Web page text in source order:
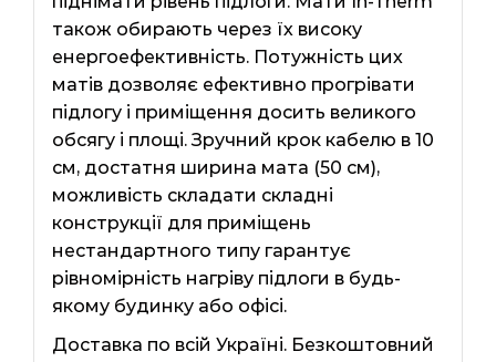
також обирають через їх високу
енергоефективність. Потужність цих
матів дозволяє ефективно прогрівати
підлогу і приміщення досить великого
обсягу і площі. Зручний крок кабелю в 10
см, достатня ширина мата (50 см),
можливість складати складні
конструкції для приміщень
нестандартного типу гарантує
рівномірність нагріву підлоги в будь-
якому будинку або офісі.
Доставка по всій Україні. Безкоштовний